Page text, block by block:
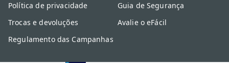
Política de privacidade
Trocas e devoluções
Regulamento das Campanhas
Guia de Segurança
Avalie o eFácil